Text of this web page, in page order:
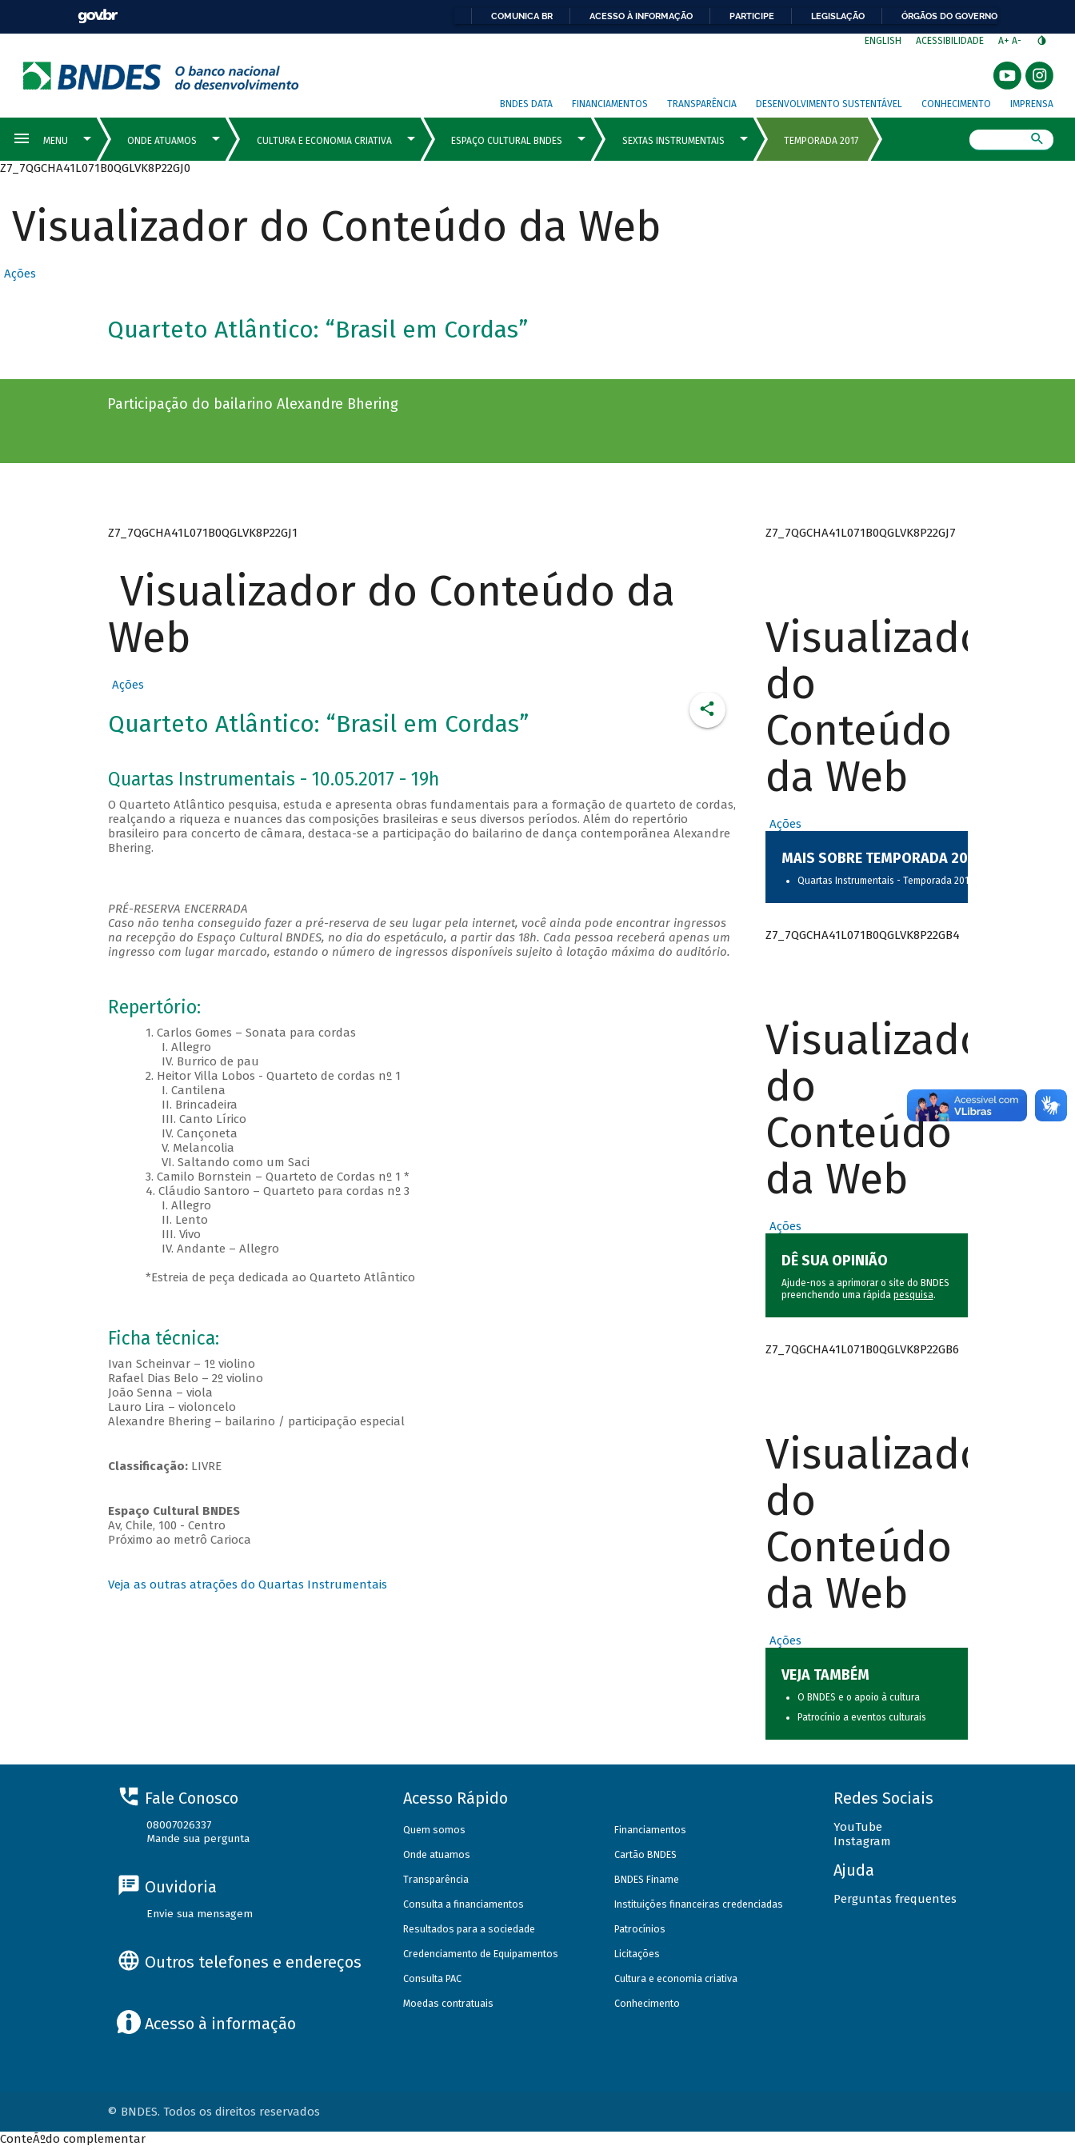
COMUNICA BR ACESSO À INFORMAÇÃO PARTICIPE LEGISLAÇÃO ÓRGÃOS DO GOVERNO
ENGLISH ACESSIBILIDADE A+ A-
BNDES DATA FINANCIAMENTOS TRANSPARÊNCIA DESENVOLVIMENTO SUSTENTÁVEL CONHECIMENTO IMPRENSA
Z7_7QGCHA41L071B0QGLVK8P22GJ0
Visualizador do Conteúdo da Web
Ações
Quarteto Atlântico: “Brasil em Cordas”
Participação do bailarino Alexandre Bhering
Z7_7QGCHA41L071B0QGLVK8P22GJ1
Visualizador do Conteúdo da
Web
Ações
Quarteto Atlântico: “Brasil em Cordas”
Quartas Instrumentais - 10.05.2017 - 19h
O Quarteto Atlântico pesquisa, estuda e apresenta obras fundamentais para a formação de quarteto de cordas,
realçando a riqueza e nuances das composições brasileiras e seus diversos períodos. Além do repertório
brasileiro para concerto de câmara, destaca-se a participação do bailarino de dança contemporânea Alexandre
Bhering.
PRÉ-RESERVA ENCERRADA
Caso não tenha conseguido fazer a pré-reserva de seu lugar pela internet, você ainda pode encontrar ingressos
na recepção do Espaço Cultural BNDES, no dia do espetáculo, a partir das 18h. Cada pessoa receberá apenas um
ingresso com lugar marcado, estando o número de ingressos disponíveis sujeito à lotação máxima do auditório.
Repertório:
1. Carlos Gomes – Sonata para cordas
I. Allegro
IV. Burrico de pau
2. Heitor Villa Lobos - Quarteto de cordas nº 1
I. Cantilena
II. Brincadeira
III. Canto Lírico
IV. Cançoneta
V. Melancolia
VI. Saltando como um Saci
3. Camilo Bornstein – Quarteto de Cordas nº 1 *
4. Cláudio Santoro – Quarteto para cordas nº 3
I. Allegro
II. Lento
III. Vivo
IV. Andante – Allegro
*Estreia de peça dedicada ao Quarteto Atlântico
Ficha técnica:
Ivan Scheinvar – 1º violino
Rafael Dias Belo – 2º violino
João Senna – viola
Lauro Lira – violoncelo
Alexandre Bhering – bailarino / participação especial
Classificação:LIVRE
Espaço Cultural BNDES
Av, Chile, 100 - Centro
Próximo ao metrô Carioca
Veja as outras atrações do Quartas Instrumentais
Z7_7QGCHA41L071B0QGLVK8P22GJ7
Visualizador
do
Conteúdo
da Web
Ações
MAIS SOBRE TEMPORADA 2017
Quartas Instrumentais - Temporada 2017
Z7_7QGCHA41L071B0QGLVK8P22GB4
Visualizador
do
Conteúdo
da Web
Ações
DÊ SUA OPINIÃO
Ajude-nos a aprimorar o site do BNDES
preenchendo uma rápida pesquisa.
Z7_7QGCHA41L071B0QGLVK8P22GB6
Visualizador
do
Conteúdo
da Web
Ações
VEJA TAMBÉM
O BNDES e o apoio à cultura
Patrocínio a eventos culturais
Fale Conosco
08007026337
Mande sua pergunta
Ouvidoria
Envie sua mensagem
Outros telefones e endereços
Acesso à informação
Acesso Rápido
Quem somos
Onde atuamos
Transparência
Consulta a financiamentos
Resultados para a sociedade
Credenciamento de Equipamentos
Consulta PAC
Moedas contratuais
Financiamentos
Cartão BNDES
BNDES Finame
Instituições financeiras credenciadas
Patrocínios
Licitações
Cultura e economia criativa
Conhecimento
Redes Sociais
YouTube
Instagram
Ajuda
Perguntas frequentes
© BNDES. Todos os direitos reservados
ConteÃºdo complementar